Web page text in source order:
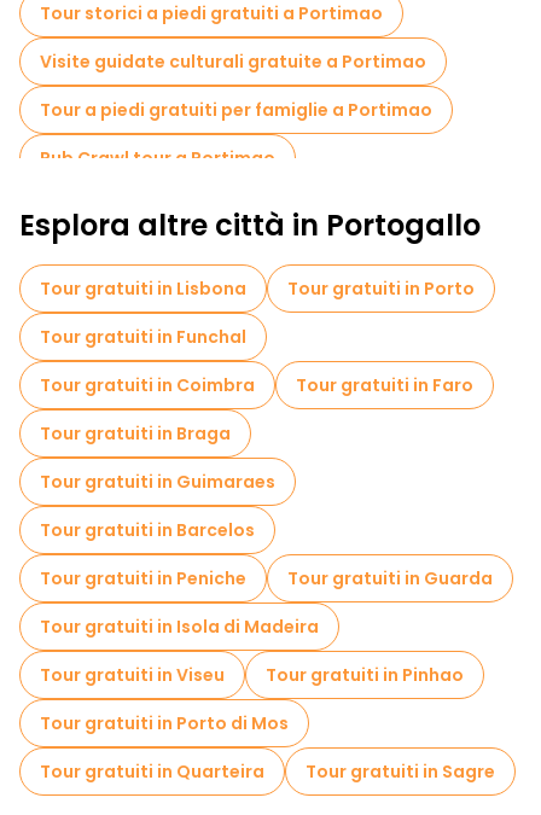
Tour storici a piedi gratuiti a Portimao
Visite guidate culturali gratuite a Portimao
Tour a piedi gratuiti per famiglie a Portimao
Pub Crawl tour a Portimao
Passeggiate notturne gratuite a Portimao
Esplora altre città in Portogallo
Tour gratuiti in Lisbona
Tour gratuiti in Porto
Tour gratuiti in Funchal
Tour gratuiti in Coimbra
Tour gratuiti in Faro
Tour gratuiti in Braga
Tour gratuiti in Guimaraes
Tour gratuiti in Barcelos
Tour gratuiti in Peniche
Tour gratuiti in Guarda
Tour gratuiti in Isola di Madeira
Tour gratuiti in Viseu
Tour gratuiti in Pinhao
Tour gratuiti in Porto di Mos
Tour gratuiti in Quarteira
Tour gratuiti in Sagre